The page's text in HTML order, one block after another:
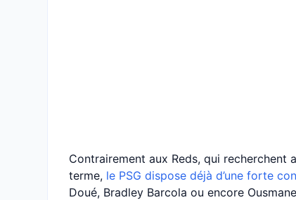
Contrairement aux Reds, qui recherchent
terme, le PSG dispose déjà d’une forte
Doué, Bradley Barcola ou encore